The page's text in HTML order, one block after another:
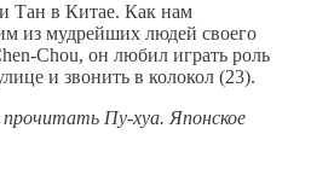
Тан в Китае. Как нам
из мудрейших людей своего
Сhou, он любил играть роль
и звонить в колокол (23).
Пу-хуа. Японское